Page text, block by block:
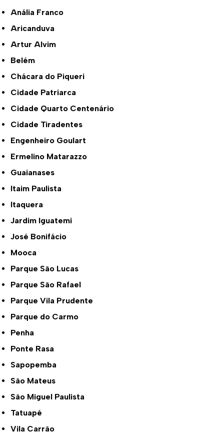
Anália Franco
Aricanduva
Artur Alvim
Belém
Chácara do Piqueri
Cidade Patriarca
Cidade Quarto Centenário
Cidade Tiradentes
Engenheiro Goulart
Ermelino Matarazzo
Guaianases
Itaim Paulista
Itaquera
Jardim Iguatemi
José Bonifácio
Mooca
Parque São Lucas
Parque São Rafael
Parque Vila Prudente
Parque do Carmo
Penha
Ponte Rasa
Sapopemba
São Mateus
São Miguel Paulista
Tatuapé
Vila Carrão